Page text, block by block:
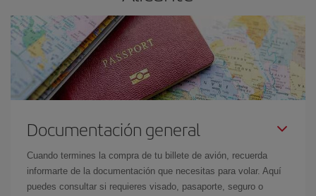
Documentación general
Cuando termines la compra de tu billete de avión, recuerda
informarte de la documentación que necesitas para volar. Aquí
puedes consultar si requieres visado, pasaporte, seguro o